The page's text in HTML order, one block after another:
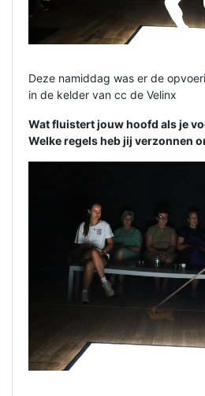
Deze namiddag was er de
in de kelder van cc de Velinx
Wat fluistert jouw hoofd als je
Welke regels heb jij verzonnen